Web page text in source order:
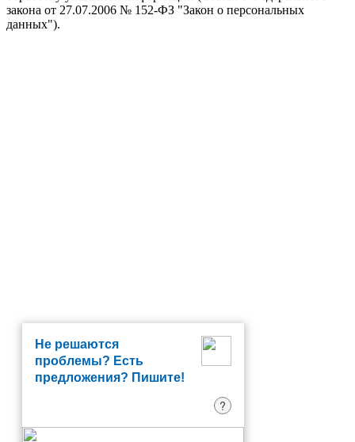
закона от 27.07.2006 № 152-ФЗ "Закон о персональных
данных").
Не решаются
проблемы? Есть
предложения? Пишите!
?